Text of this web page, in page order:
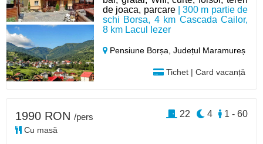
de joaca, parcare| 300 m partie de
schi Borsa, 4 km Cascada Cailor,
8 km Lacul Iezer
Pensiune Borșa,Județul Maramureș
Tichet | Card vacanță
1990 RON /pers
Cu masă
1 - 60
4
22